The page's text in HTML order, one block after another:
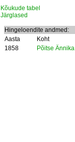
Kõukude tabel
Järglased
Hingeloendite andmed:
Aasta
Koht
1858
Põitse Ännika